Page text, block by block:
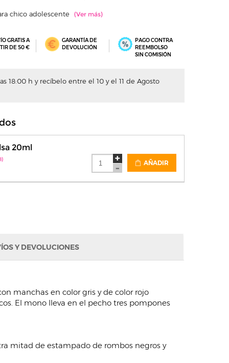
chico adolescente
GRATIS A
DE 50 €
GARANTÍA DE
DEVOLUCIÓN
PAGO CONTRA
REEMBOLSO
SIN COMISIÓN
18:00 h y recíbelo entre el 10 y el 11 de Agosto
20ml
AÑADIR
Y DEVOLUCIONES
manchas en color gris y de color rojo
El mono lleva en el pecho tres pompones
mitad de estampado de rombos negros y